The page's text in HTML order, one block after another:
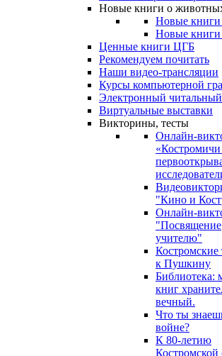
Новые книги о
Новые книги
Новые книги
Ценные книги ЦГБ
Рекомендуем почитать
Наши видео-трансляции
Курсы компьютерной
Электронный читальный
Виртуальные выставки
Викторины, тесты
Онлайн-
"Кино и
Онлайн-
"Посвящение
учителю"
к Пушкину
Библиотека:
книг
вечный.
Что ты
войне?
К 80-летию
Костромской